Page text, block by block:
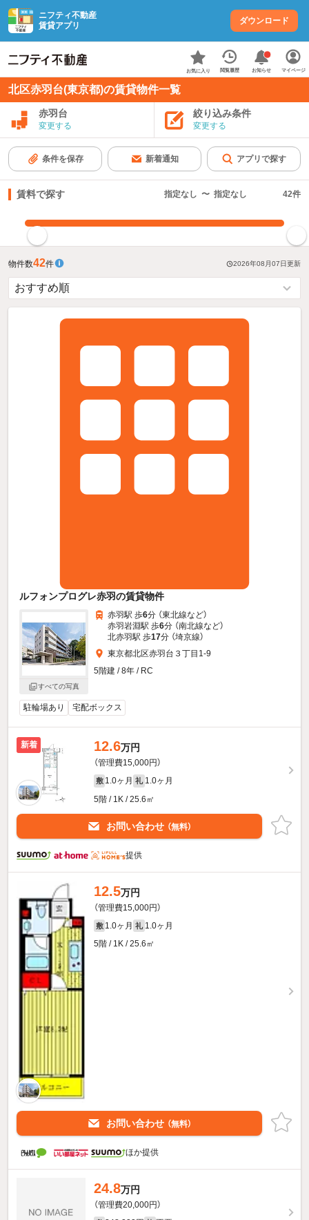
ニフティ不動産
賃貸アプリ
ダウンロード
お気に入り 閲覧履歴 お知らせ マイページ
北区赤羽台(東京都)の賃貸物件一覧
赤羽台
変更する
絞り込み条件
変更する
条件を保存 新着通知 アプリで探す
賃料で探す 指定なし 〜 指定なし 42件
物件数42件 2026年08月07日更新
ルフォンプログレ赤羽の賃貸物件
すべての写真
赤羽駅 歩6分 （東北線など）
赤羽岩淵駅 歩6分 （南北線など）
北赤羽駅 歩17分 （埼京線）
東京都北区赤羽台３丁目1-9
5階建 / 8年 / RC
駐輪場あり 宅配ボックス
新着 12.6万円
（管理費15,000円）
敷 1.0ヶ月 礼 1.0ヶ月
5階 / 1K / 25.6㎡
お問い合わせ （無料）
提供
12.5万円
（管理費15,000円）
敷 1.0ヶ月 礼 1.0ヶ月
5階 / 1K / 25.6㎡
お問い合わせ （無料）
ほか提供
24.8万円
（管理費20,000円）